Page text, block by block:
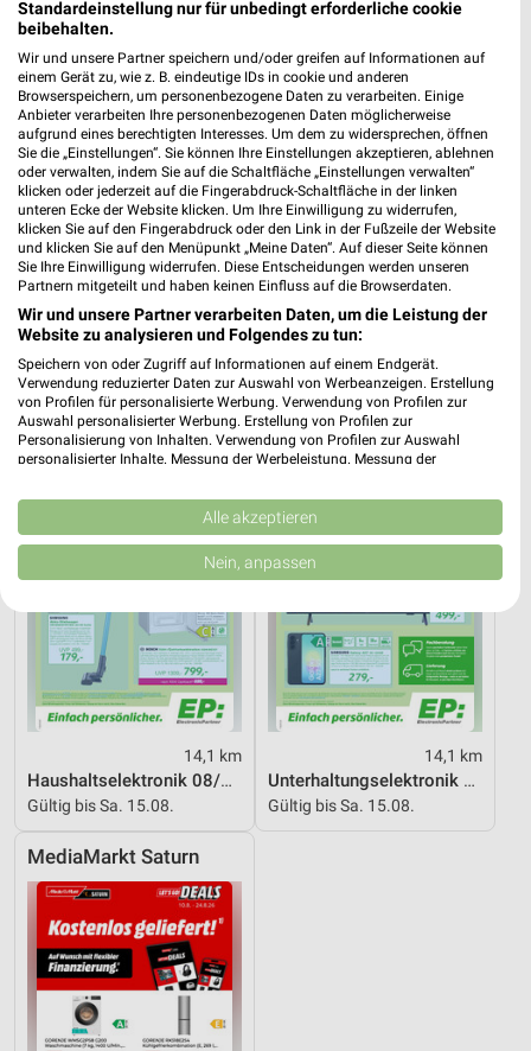
media@home Eberle
Hölderlinplatz 1
70193 Stuttgart
512,02 km
Elektromärkte Angebote für Winnenden und
Umgebung
3 Prospekte
ElectronicPartner
14,1 km
Haushaltselektronik 08/2026
Gültig bis Sa. 15.08.
ElectronicPartner
14,1 km
Unterhaltungselektronik 08/2026
Gültig bis Sa. 15.08.
MediaMarkt Saturn
Standardeinstellung nur für unbedingt erforderliche cookie
beibehalten.
Wir und unsere Partner speichern und/oder greifen auf Informationen auf
einem Gerät zu, wie z. B. eindeutige IDs in cookie und anderen
Browserspeichern, um personenbezogene Daten zu verarbeiten. Einige
Anbieter verarbeiten Ihre personenbezogenen Daten möglicherweise
aufgrund eines berechtigten Interesses. Um dem zu widersprechen, öffnen
Sie die „Einstellungen“. Sie können Ihre Einstellungen akzeptieren, ablehnen
oder verwalten, indem Sie auf die Schaltfläche „Einstellungen verwalten“
klicken oder jederzeit auf die Fingerabdruck-Schaltfläche in der linken
unteren Ecke der Website klicken. Um Ihre Einwilligung zu widerrufen,
klicken Sie auf den Fingerabdruck oder den Link in der Fußzeile der Website
und klicken Sie auf den Menüpunkt „Meine Daten“. Auf dieser Seite können
Sie Ihre Einwilligung widerrufen. Diese Entscheidungen werden unseren
Partnern mitgeteilt und haben keinen Einfluss auf die Browserdaten.
Wir und unsere Partner verarbeiten Daten, um die Leistung der
Website zu analysieren und Folgendes zu tun:
Speichern von oder Zugriff auf Informationen auf einem Endgerät.
Verwendung reduzierter Daten zur Auswahl von Werbeanzeigen. Erstellung
von Profilen für personalisierte Werbung. Verwendung von Profilen zur
Auswahl personalisierter Werbung. Erstellung von Profilen zur
Personalisierung von Inhalten. Verwendung von Profilen zur Auswahl
personalisierter Inhalte. Messung der Werbeleistung. Messung der
Kombinationen von Daten aus verschiedenen Quellen. Entwicklung und
Verbesserung der Angebote. Verwendung reduzierter Daten zur Auswahl
von Inhalten.
Daten können außerhalb der Europäischen Union weitergegeben und in die
Website/App.
Partnerliste anzeigen (1 IAB-Anbieter)
Wir nutzen Ihre Daten für folgende Zwecke:
IAB-Verarbeitungszwecke:
Speichern von oder Zugriff auf Informationen
Verwendung reduzierter Daten zur Auswahl von
Erstellung von Profilen für personalisierte
Werbung
Verwendung von Profilen zur Auswahl
personalisierter Werbung
Erstellung von Profilen zur Personalisierung
von Inhalten
Alle akzeptieren
Nein, anpassen